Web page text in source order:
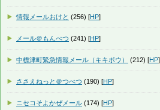
情報メールおけと (256) [HP]
メール＠もんべつ (241) [HP]
中標津町緊急情報メール（キキボウ） (212) [HP]
ささえねっと＠つべつ (190) [HP]
ニセコそよかぜメール (174) [HP]